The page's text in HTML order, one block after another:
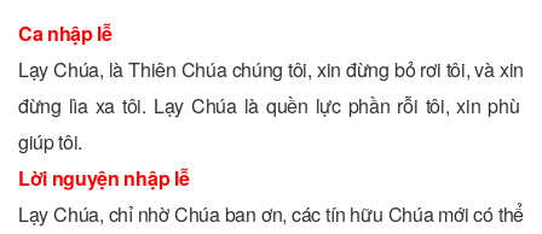
Ca nhập lễ
Lạy Chúa, là Thiên Chúa chúng tôi, xin đừng bỏ rơi tôi, và xin
đừng lìa xa tôi. Lạy Chúa là quền lực phần rỗi tôi, xin phù
giúp tôi.
Lời nguyện nhập lễ
Lạy Chúa, chỉ nhờ Chúa ban ơn, các tín hữu Chúa mới có thể